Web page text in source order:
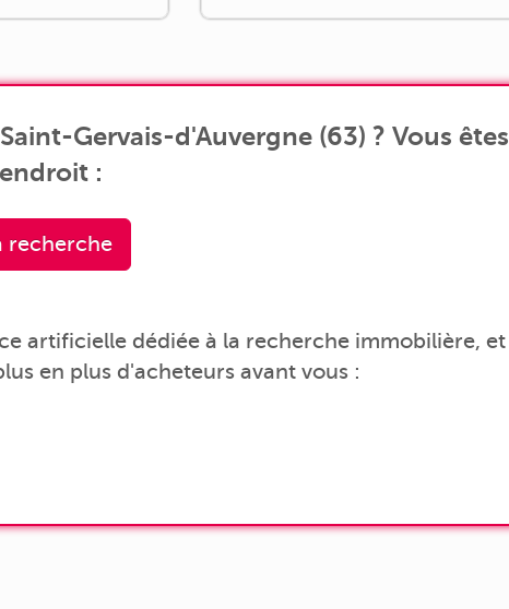
Gervais-d'Auvergne (63) ? Vous êtes
:
recherche
artificielle dédiée à la recherche immobilière, et
en plus d'acheteurs avant vous :